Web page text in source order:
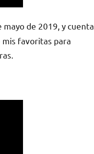
mayo de 2019, y cuenta
mis favoritas para